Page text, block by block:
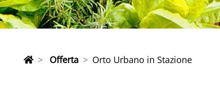
Offerta Orto Urbano in Stazione